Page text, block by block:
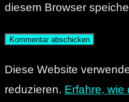
diesem Browser
Diese Website
reduzieren. Erfahre, wie